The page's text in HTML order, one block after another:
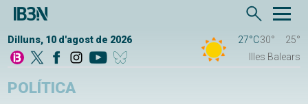
Dilluns, 10 d'agost de 2026 27°C30°
25°
Illes Balears
POLÍTICA